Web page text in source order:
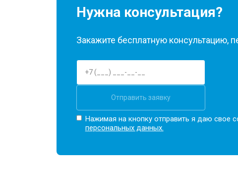
Нужна консультация?
Закажите бесплатную консультацию,
Отправить заявку
Нажимая на кнопку отправить я даю свое
персональных данных.